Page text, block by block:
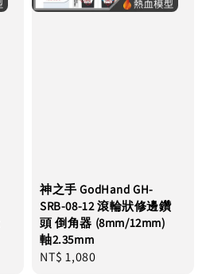
神之手 GodHand GH-
SRB-08-12 滾輪狀修邊鑽
頭 倒角器 (8mm/12mm)
軸2.35mm
Regular
NT$ 1,080